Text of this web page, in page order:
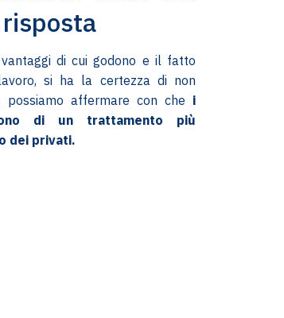
di cui godono e il fatto
si ha la certezza di non
affermare con che i
di un trattamento più
dei privati.